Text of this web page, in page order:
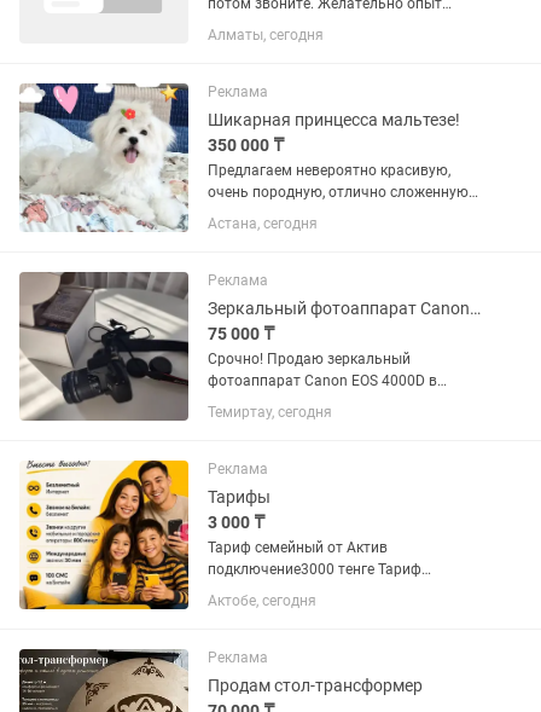
потом звоните. Желательно опыт
работы с особенными детками.
СТУДЕНТОВ И ЛЮДЕЙ КОТОРЫЕ ИЩУТ
БЕСПОКОИТЬ!!! Ищу няню для ребенка
4 х лет. Активную ,...
Алматы, сегодня
Реклама
Шикарная принцесса мальтезе!
350 000 ₸
Предлагаем невероятно красивую,
очень породную, отлично сложенную
девочку мальтезе! Крови Корея!
Возраст 6 мес Малышка шикарно
Прикус идеальный! Приучена ко...
Астана, сегодня
Реклама
Зеркальный фотоаппарат Canon EOS 4000D
75 000 ₸
Срочно! Продаю зеркальный
фотоаппарат Canon EOS 4000D в
отличном состоянии. ✅ Полностью
исправен, работает без нареканий. ✅
комплект: • объектив Canon EF-S 18-
55...
Темиртау, сегодня
Реклама
Тарифы
3 000 ₸
Тариф семейный от Актив
подключение3000 тенге Тариф
семейный Билайн подключение 4000
Актобе, сегодня
Реклама
Продам стол-трансформер